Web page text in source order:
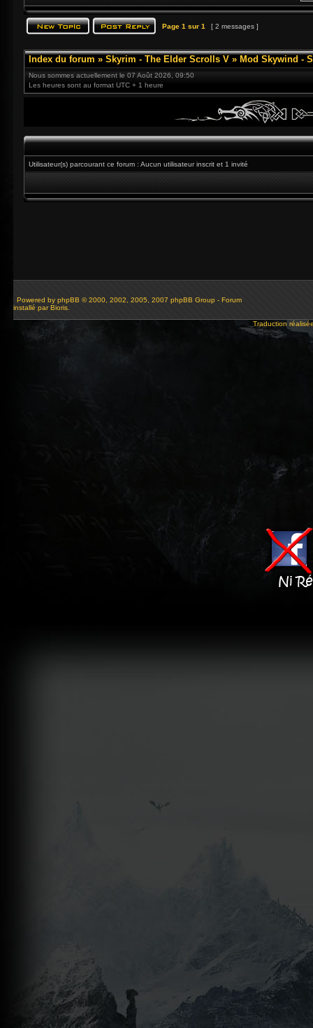
Page 1 sur 1 [ 2 messages ]
Index du forum » Skyrim - The Elder Scrolls V » Mod Skywind -
Nous sommes actuellement le 07 Août 2026, 09:50
Les heures sont au format UTC + 1 heure
Utilisateur(s) parcourant ce forum : Aucun utilisateur inscrit et 1 invité
Powered by phpBB © 2000, 2002, 2005, 2007 phpBB Group - Forum
installé par Bioris.
Traduction